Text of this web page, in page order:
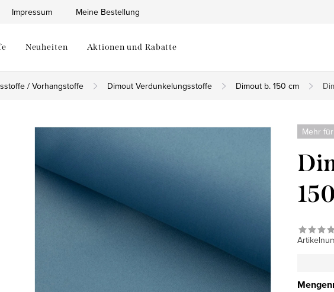
Impressum Meine Bestellung
Neuheiten Aktionen und Rabatte
/ Vorhangstoffe Dimout Verdunkelungsstoffe Dimout b. 150 cm
Mehr